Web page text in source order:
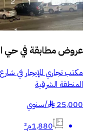
عروض مطابقة فيحي
مكتب تجاري للإيجار في
المنطقة الشرقية
25,000
§
/سنوي
1,880م²